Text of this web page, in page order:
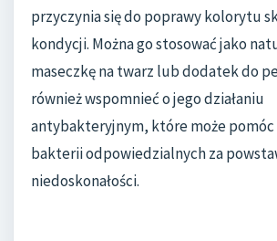
przyczynia się do poprawy kolorytu
kondycji. Można go stosować jako
maseczkę na twarz lub dodatek do
również wspomnieć o jego działaniu
antybakteryjnym, które może pomóc
bakterii odpowiedzialnych za
niedoskonałości.